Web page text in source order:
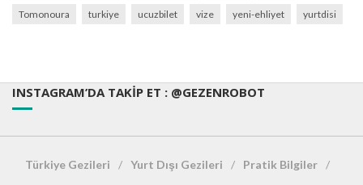
Tomonoura turkiye ucuzbilet vize yeni-ehliyet yurtdisi
INSTAGRAM’DA TAKIP ET : @GEZENROBOT
Türkiye Gezileri Yurt Dışı Gezileri
Pratik Bilgiler